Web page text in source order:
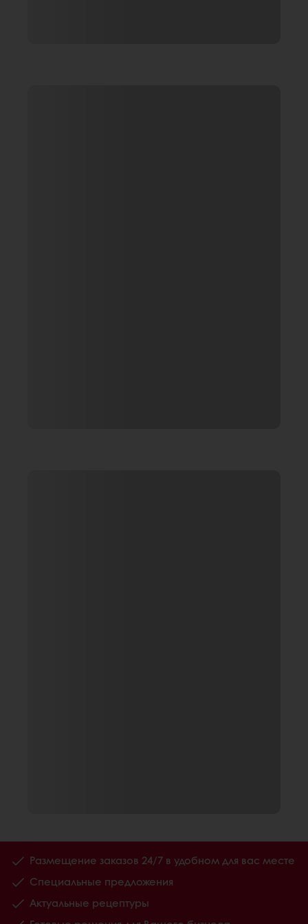
Размещение заказов 24/7 в удобном для вас месте
Специальные предложения
Актуальные рецептуры